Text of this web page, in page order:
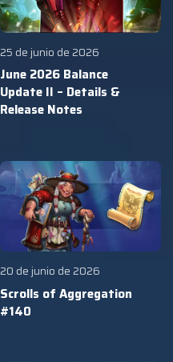
25 de junio de 2026
June 2026 Balance
Update II – Details &
Release Notes
20 de junio de 2026
Scrolls of Aggregation
#140